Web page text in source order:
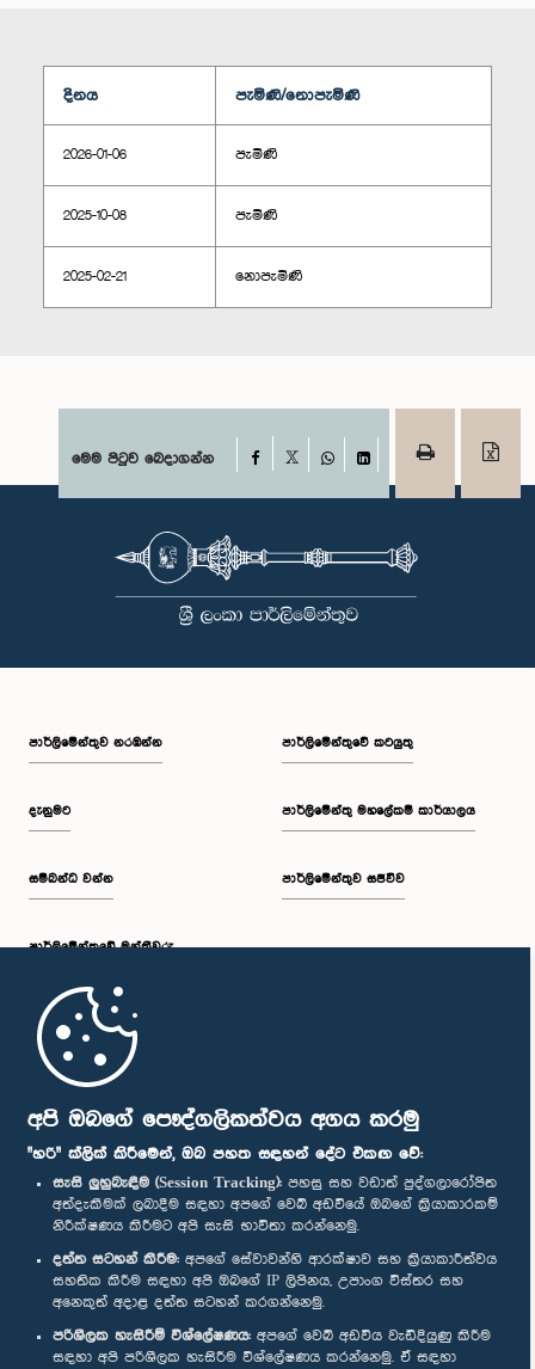
අපි ඔබගේ පෞද්ගලිකත්වය අගය කරමු
"හරි" ක්ලික් කිරීමෙන්, ඔබ පහත සඳහන් දේට එකඟ වේ:
සැසි ලුහුබැඳීම (Session Tracking): පහසු සහ වඩාත් පුද්ගලාරෝපිත
අත්දැකීමක් ලබාදීම සඳහා අපගේ වෙබ් අඩවියේ ඔබගේ ක්‍රියාකාරකම්
නිරීක්ෂණය කිරීමට අපි සැසි භාවිතා කරන්නෙමු.
දත්ත සටහන් කිරීම: අපගේ සේවාවන්හි ආරක්ෂාව සහ ක්‍රියාකාරීත්වය
සහතික කිරීම සඳහා අපි ඔබගේ IP ලිපිනය, උපාංග විස්තර සහ
අනෙකුත් අදාළ දත්ත සටහන් කරගන්නෙමු.
පරිශීලක හැසිරීම් විශ්ලේෂණය: අපගේ වෙබ් අඩවිය වැඩිදියුණු කිරීම
සඳහා අපි පරිශීලක හැසිරීම විශ්ලේෂණය කරන්නෙමු. ඒ සඳහා
දිනය පැමිණි/නොපැමිණි
2026-01-06 පැමිණි
2025-10-08 පැමිණි
2025-02-21 නොපැමිණි
මෙම පිටුව බෙදාගන්න Facebook
WhatsAppLinkedIn
පාර්ලි‌මේන්තුව නරඹන්න
දැනුමට
සම්බන්ධ වන්න
පාර්ලි‌මේන්තුවේ මන්ත්‍රීවරු
මුල් පිටුව
පාර්ලිමේන්තුවේ කටයුතු
පාර්ලිමේන්තු මහලේකම් කාර්යාලය
පාර්ලිමේන්තුව සජීවීව
පාර්ලිමේන්තු ජංගම යෙදුම
අප හා සම්බන්ධ වී සිටින්න :
සම්මාන